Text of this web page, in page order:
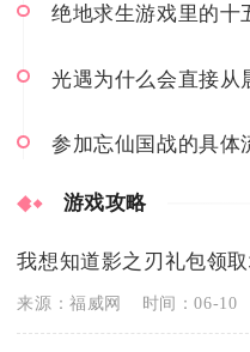
绝地求生游戏里的十
光遇为什么会直接从
参加忘仙国战的具体
游戏攻略
我想知道影之刃礼包领
来源：福威网 时间：06-10